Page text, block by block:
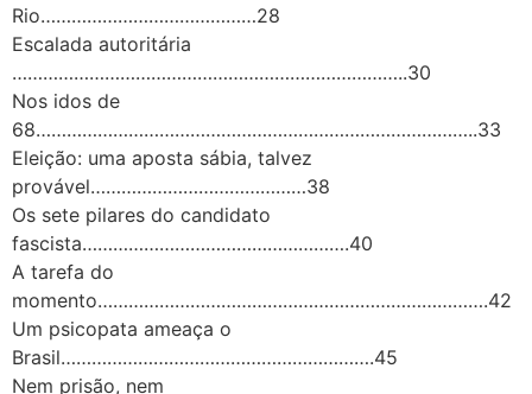
Rio……………………………………28
Escalada autoritária
…………………………………………………………………..30
Nos idos de
68…………………………………………………………………………..33
Eleição: uma aposta sábia, talvez
provável……………………………………38
Os sete pilares do candidato
fascista…………………………………………….40
A tarefa do
momento………………………………………………………………….42
Um psicopata ameaça o
Brasil…………………………………………………….45
Nem prisão, nem